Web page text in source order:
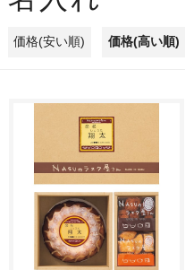
価格(安い順) 価格(高い順)